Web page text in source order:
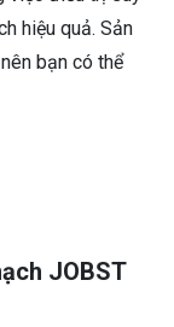
hiệu quả. Sản
bạn có thể
JOBST